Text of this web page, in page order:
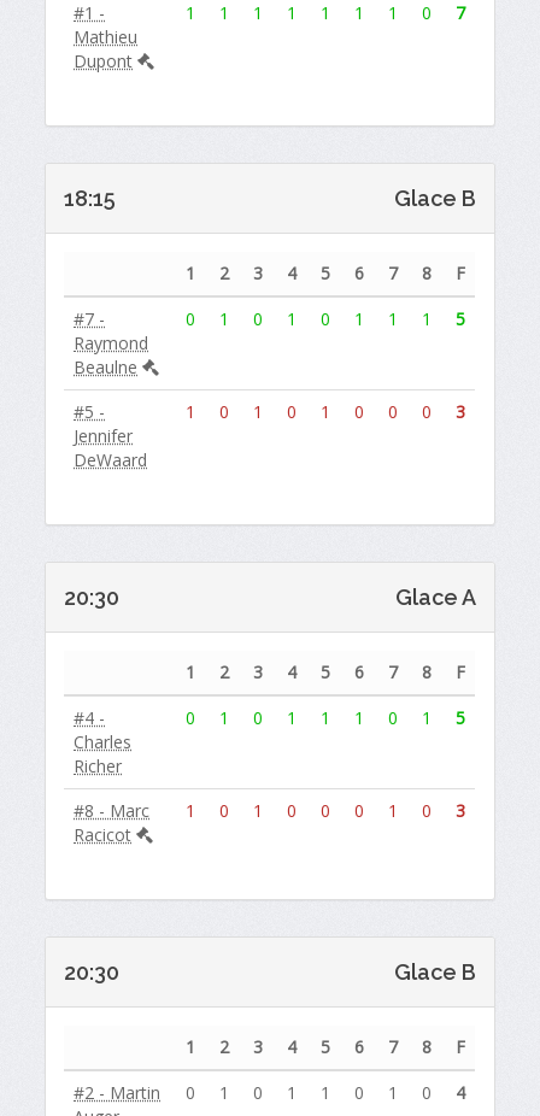
#1 -
Mathieu
Dupont
1 1 1 1 1 1 1 0 7
18:15 Glace B
1 2 3 4 5 6 7 8
F
#7 -
Raymond
Beaulne
0 1 0 1 0 1 1 1 5
#5 -
Jennifer
DeWaard
1 0 1 0 1 0 0 0 3
20:30 Glace A
1 2 3 4 5 6 7 8
F
#4 -
Charles
Richer
0 1 0 1 1 1 0 1 5
#8 - Marc
Racicot
1 0 1 0 0 0 1 0 3
20:30 Glace B
1 2 3 4 5 6 7 8
F
#2 - Martin
0 1 0 1 1 0 1 0 4